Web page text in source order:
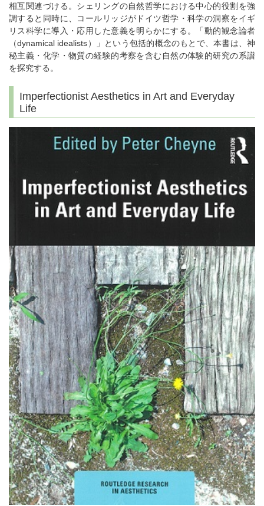
相互関連づける。シェリングの自然哲学における中心的役割を強
調すると同時に、コールリッジがドイツ哲学・科学の洞察をイギ
リス科学に導入・応用した意義を明らかにする。「動的観念論者
（dynamical idealists）」という包括的概念のもとで、本書は、神
秘主義・化学・物質の経験的考察を含む自然の体験的研究の系譜
を探究する。
Imperfectionist Aesthetics in Art and Everyday
Life